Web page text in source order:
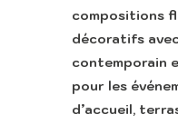
compositions
décoratifs
contemporain
pour les
d’accueil,